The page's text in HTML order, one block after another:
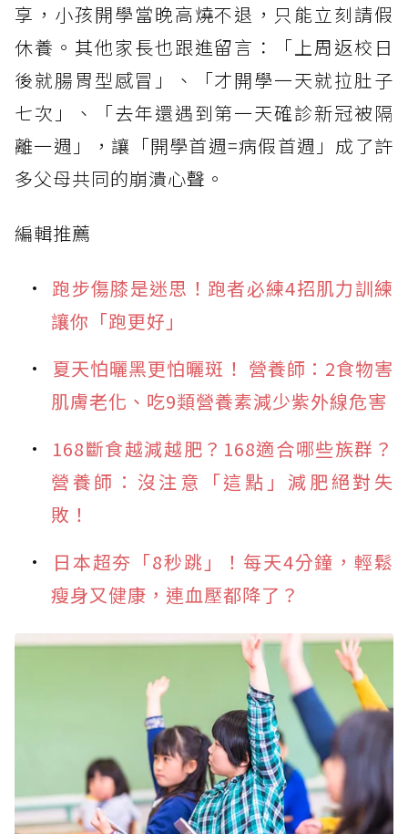
享，小孩開學當晚高燒不退，只能立刻請假
休養。其他家長也跟進留言：「上周返校日
後就腸胃型感冒」、「才開學一天就拉肚子
七次」、「去年還遇到第一天確診新冠被隔
離一週」，讓「開學首週=病假首週」成了許
多父母共同的崩潰心聲。
編輯推薦
跑步傷膝是迷思！跑者必練4招肌力訓練
讓你「跑更好」
夏天怕曬黑更怕曬斑！ 營養師：2食物害
肌膚老化、吃9類營養素減少紫外線危害
168斷食越減越肥？168適合哪些族群？
營養師：沒注意「這點」減肥絕對失
敗！
日本超夯「8秒跳」！每天4分鐘，輕鬆
瘦身又健康，連血壓都降了？